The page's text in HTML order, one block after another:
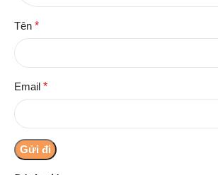
Tên *
Email *